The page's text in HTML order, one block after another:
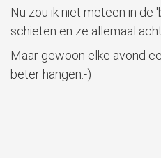
Nu zou ik niet meteen in de
schieten en ze allemaal
Maar gewoon elke avond
beter hangen:-)